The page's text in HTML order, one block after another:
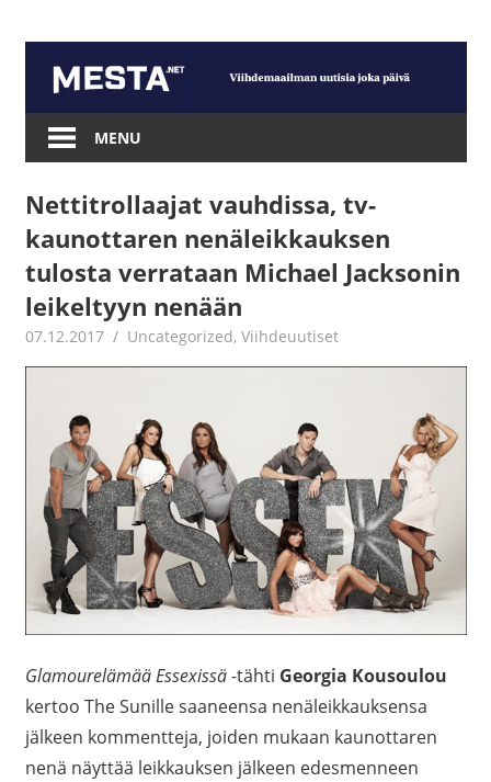
content
Mesta.net
MENU
Nettitrollaajat vauhdissa, tv-
kaunottaren nenäleikkauksen
tulosta verrataan Michael Jacksonin
leikeltyyn nenään
07.12.2017 Juha Kaunisto
Uncategorized,Viihdeuutiset
Glamourelämää Essexissä-tähti Georgia Kousoulou
kertoo The Sunille saaneensa nenäleikkauksensa
jälkeen kommentteja, joiden mukaan kaunottaren
nenä näyttää leikkauksen jälkeen edesmenneen